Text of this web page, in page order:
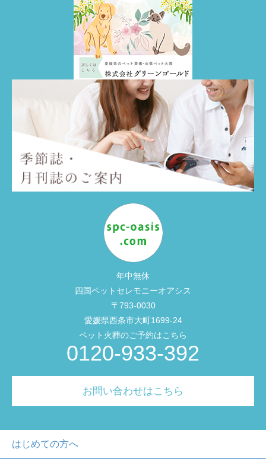
年中無休
四国ペットセレモニーオアシス
〒793-0030
愛媛県西条市大町1699-24
ペット火葬のご予約はこちら
0120-933-392
お問い合わせはこちら
はじめての方へ